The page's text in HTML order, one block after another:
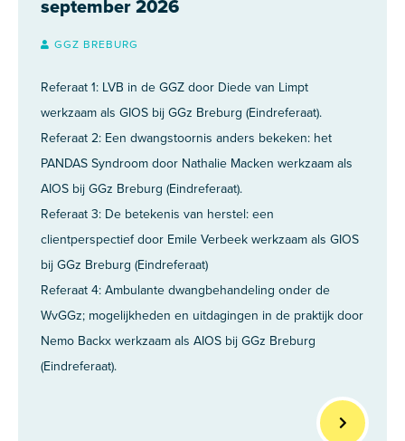
september 2026
GGZ BREBURG
Referaat 1: LVB in de GGZ door Diede van Limpt
werkzaam als GIOS bij GGz Breburg (Eindreferaat).
Referaat 2: Een dwangstoornis anders bekeken: het
PANDAS Syndroom door Nathalie Macken werkzaam als
AIOS bij GGz Breburg (Eindreferaat).
Referaat 3: De betekenis van herstel: een
clientperspectief door Emile Verbeek werkzaam als GIOS
bij GGz Breburg (Eindreferaat)
Referaat 4: Ambulante dwangbehandeling onder de
WvGGz; mogelijkheden en uitdagingen in de praktijk door
Nemo Backx werkzaam als AIOS bij GGz Breburg
(Eindreferaat).